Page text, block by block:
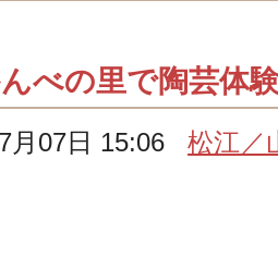
べの里で陶芸体
月07日 15:06松江／